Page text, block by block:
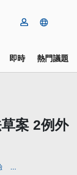
即時 熱門議題
案 2例外
...